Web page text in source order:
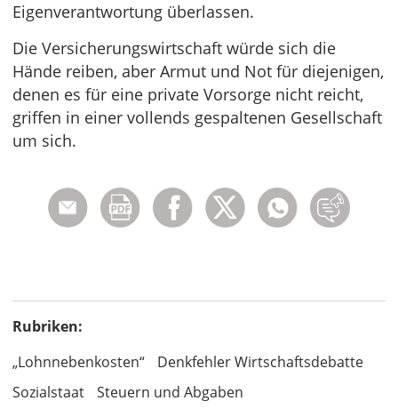
Eigenverantwortung überlassen.
Die Versicherungswirtschaft würde sich die
Hände reiben, aber Armut und Not für diejenigen,
denen es für eine private Vorsorge nicht reicht,
griffen in einer vollends gespaltenen Gesellschaft
um sich.
Rubriken:
„Lohnnebenkosten“
Denkfehler Wirtschaftsdebatte
Sozialstaat
Steuern und Abgaben